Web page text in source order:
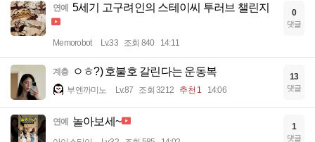
연예 5세기 고구려인의 스테이씨 투러브 챌린지
Memorobot Lv.33 조회 840 14:11
0
댓글
계층 ㅇㅎ?) 호불호 갈린다는 운동복
부엔까미노 Lv.87 조회 3212 추천 1 14:06
13
댓글
연예 놀아보세~ 1
댓글